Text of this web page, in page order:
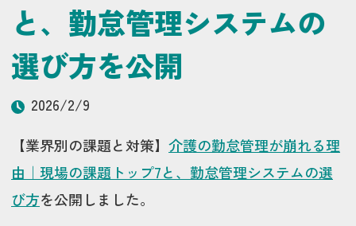
と、勤怠管理システムの
選び方を公開
2026/2/9
【業界別の課題と対策】 介護の勤怠管理が崩れる理
由｜現場の課題トップ7と、勤怠管理システムの選
び方を公開しました。